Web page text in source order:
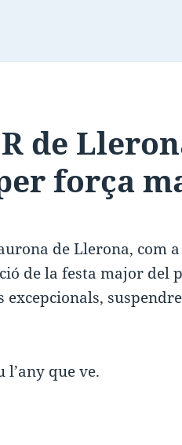
de
força
de Llerona, com
de la festa major del
excepcionals,
que ve.